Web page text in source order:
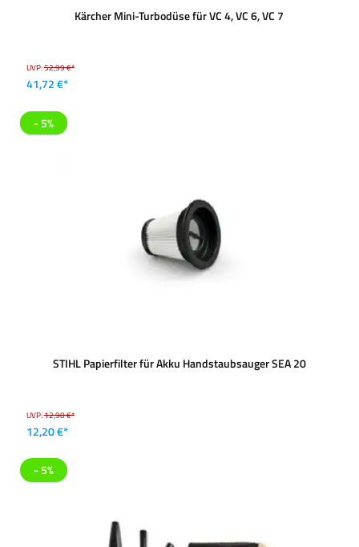
Kärcher Mini-Turbodüse für VC 4, VC 6, VC 7
UVP:52,99 €*
41,72 €*
- 5%
STIHL Papierfilter für Akku Handstaubsauger SEA 20
UVP:12,90 €*
12,20 €*
- 5%